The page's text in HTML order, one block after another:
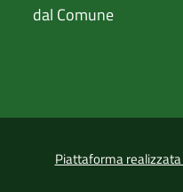
dal Comune
Piattaforma